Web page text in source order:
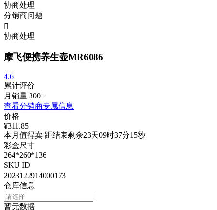
协商处理
分销商问题

协商处理
摩飞便携养生壶MR6086
4.6
累计评价
月销量 300+
查看分销商专属信息
价格
¥311.85
本月值得卖 距结束剩余23天09时37分15秒
彩盒尺寸
264*260*136
SKU ID
2023122914000173
仓库信息
暂无数据